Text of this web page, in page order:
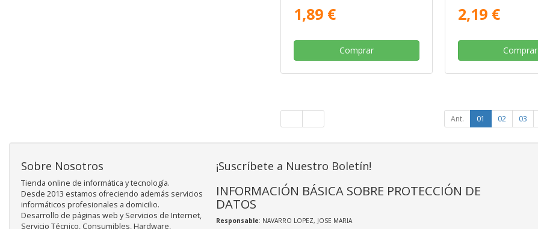
1,89 €
Comprar
2,19 €
Comprar
Ant. 01 02 03
Sobre Nosotros
Tienda online de informática y tecnología.
Desde 2013 estamos ofreciendo además servicios
informáticos profesionales a domicilio.
Desarrollo de páginas web y Servicios de Internet,
Servicio Técnico, Consumibles, Hardware,
¡Suscríbete a Nuestro Boletín!
INFORMACIÓN BÁSICA SOBRE PROTECCIÓN DE
DATOS
Responsable: NAVARRO LOPEZ, JOSE MARIA